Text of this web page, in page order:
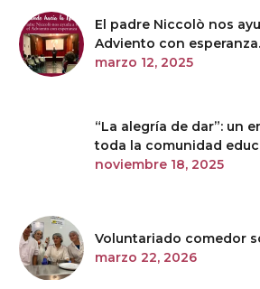
El padre Niccolò nos
Adviento con esperanza.
marzo 12, 2025
“La alegría de dar”: un
toda la comunidad
noviembre 18, 2025
Voluntariado comedor
marzo 22, 2026